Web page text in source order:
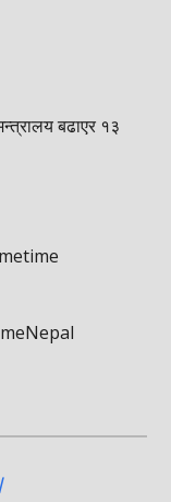
बढाएर १३